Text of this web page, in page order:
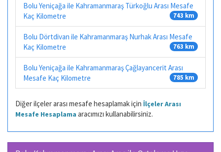
Bolu Yeniçağa ile Kahramanmaraş Türkoğlu Arası Mesafe
Kaç Kilometre
743 km
Bolu Dörtdivan ile Kahramanmaraş Nurhak Arası Mesafe
Kaç Kilometre
763 km
Bolu Yeniçağa ile Kahramanmaraş Çağlayancerit Arası
Mesafe Kaç Kilometre
785 km
Diğer ilçeler arası mesafe hesaplamak için İlçeler Arası
Mesafe Hesaplama aracımızı kullanabilirsiniz.